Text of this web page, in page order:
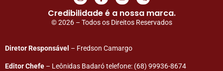
Credibilidade é a nossa marca.
© 2026 – Todos os Direitos Reservados
Diretor Responsável – Fredson Camargo
Editor Chefe – Leônidas Badaró telefone: (68) 99936-8674